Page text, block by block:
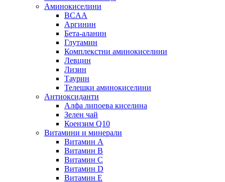
Аминокиселини
BCAA
Аргинин
Бета-аланин
Глутамин
Комплекстни аминокиселини
Левцин
Лизин
Таурин
Телешки аминокиселини
Антиоксиданти
Алфа липоева киселина
Зелен чай
Коензим Q10
Витамини и минерали
Витамин А
Витамин B
Витамин C
Витамин D
Витамин E